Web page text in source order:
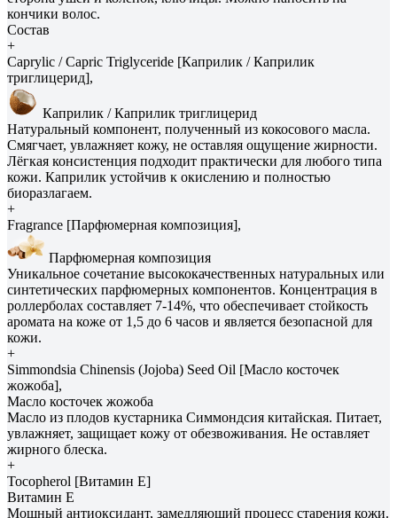
кончики волос.
Состав
+
Caprylic / Capric Triglyceride [Каприлик / Каприлик
триглицерид],
Каприлик / Каприлик триглицерид
Натуральный компонент, полученный из кокосового масла.
Смягчает, увлажняет кожу, не оставляя ощущение жирности.
Лёгкая консистенция подходит практически для любого типа
кожи. Каприлик устойчив к окислению и полностью
биоразлагаем.
+
Fragrance [Парфюмерная композиция],
Парфюмерная композиция
Уникальное сочетание высококачественных натуральных или
синтетических парфюмерных компонентов. Концентрация в
роллерболах составляет 7-14%, что обеспечивает стойкость
аромата на коже от 1,5 до 6 часов и является безопасной для
кожи.
+
Simmondsia Сhinensis (Jojoba) Seed Oil [Масло косточек
жожоба],
Масло косточек жожоба
Масло из плодов кустарника Симмондсия китайская. Питает,
увлажняет, защищает кожу от обезвоживания. Не оставляет
жирного блеска.
+
Tocopherol [Витамин E]
Витамин E
Мощный антиоксидант, замедляющий процесс старения кожи.